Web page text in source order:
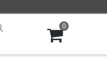
0